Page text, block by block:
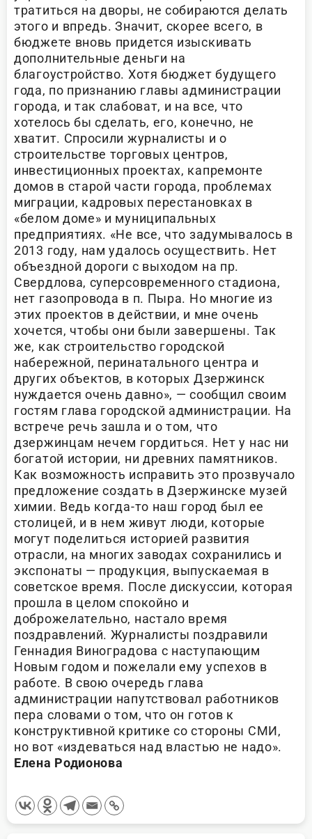
тратиться на дворы, не собираются делать
этого и впредь. Значит, скорее всего, в
бюджете вновь придется изыскивать
дополнительные деньги на
благоустройство. Хотя бюджет будущего
года, по признанию главы администрации
города, и так слабоват, и на все, что
хотелось бы сделать, его, конечно, не
хватит. Спросили журналисты и о
строительстве торговых центров,
инвестиционных проектах, капремонте
домов в старой части города, проблемах
миграции, кадровых перестановках в
«белом доме» и муниципальных
предприятиях. «Не все, что задумывалось в
2013 году, нам удалось осуществить. Нет
объездной дороги с выходом на пр.
Свердлова, суперсовременного стадиона,
нет газопровода в п. Пыра. Но многие из
этих проектов в действии, и мне очень
хочется, чтобы они были завершены. Так
же, как строительство городской
набережной, перинатального центра и
других объектов, в которых Дзержинск
нуждается очень давно», — сообщил своим
гостям глава городской администрации. На
встрече речь зашла и о том, что
дзержинцам нечем гордиться. Нет у нас ни
богатой истории, ни древних памятников.
Как возможность исправить это прозвучало
предложение создать в Дзержинске музей
химии. Ведь когда-то наш город был ее
столицей, и в нем живут люди, которые
могут поделиться историей развития
отрасли, на многих заводах сохранились и
экспонаты — продукция, выпускаемая в
советское время. После дискуссии, которая
прошла в целом спокойно и
доброжелательно, настало время
поздравлений. Журналисты поздравили
Геннадия Виноградова с наступающим
Новым годом и пожелали ему успехов в
работе. В свою очередь глава
администрации напутствовал работников
пера словами о том, что он готов к
конструктивной критике со стороны СМИ,
но вот «издеваться над властью не надо».
Елена Родионова